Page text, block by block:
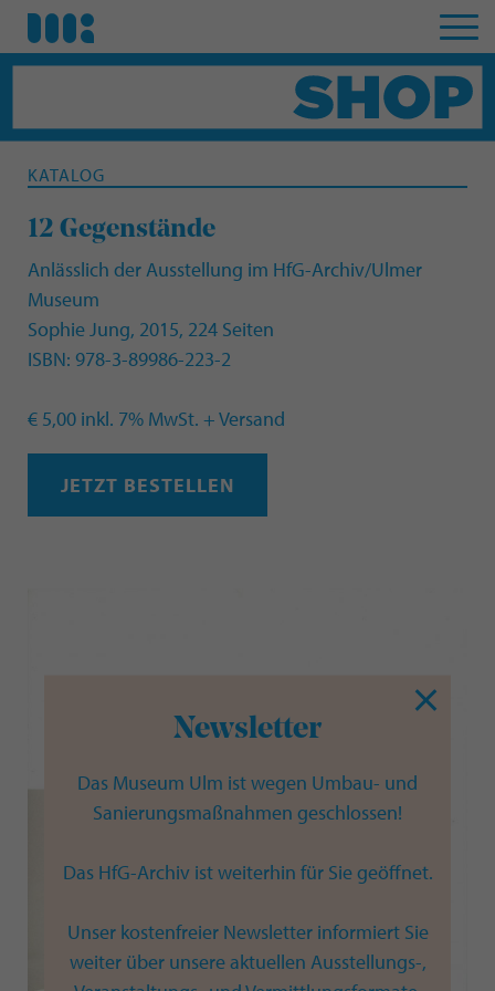
KATALOG
12 Gegenstände
Anlässlich der Ausstellung im HfG-Archiv/Ulmer
Museum
Sophie Jung, 2015, 224 Seiten
ISBN: 978-3-89986-223-2
€ 5,00 inkl. 7% MwSt. + Versand
JETZT BESTELLEN
Newsletter
Das Museum Ulm ist wegen Umbau- und
Sanierungsmaßnahmen geschlossen!
Das HfG-Archiv ist weiterhin für Sie geöffnet.
Unser kostenfreier Newsletter informiert Sie
weiter über unsere aktuellen Ausstellungs-,